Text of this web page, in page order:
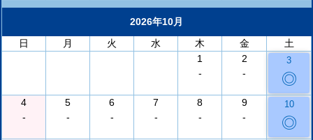
2026年10月
日
月 火 水 木 金
土
1
-
2
-
3
◎
4
-
5
-
6
-
7
-
8
-
9
-
10
◎